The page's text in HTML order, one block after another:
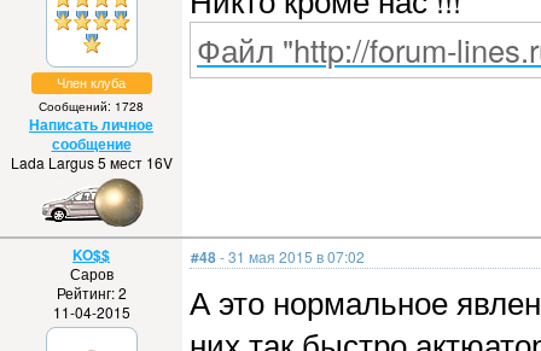
Член клуба
Сообщений: 1728
Написать личное
сообщение
Lada Largus 5 мест 16V
Файл "http://forum-
KO$$
Саров
Рейтинг: 2
11-04-2015
#48- 31 мая 2015 в 07:02
А это нормальное